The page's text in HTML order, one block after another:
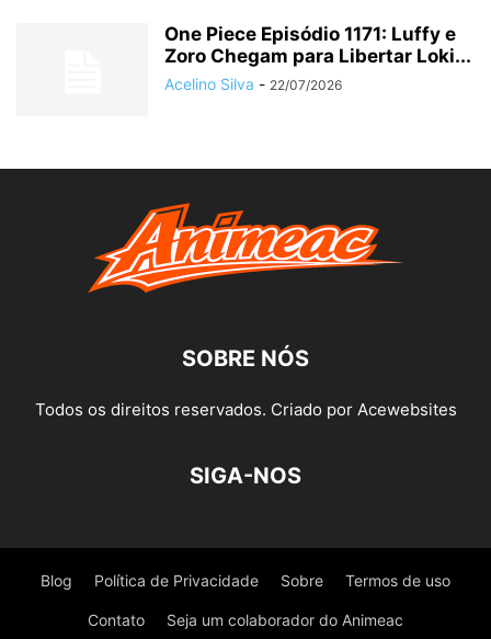
One Piece Episódio 1171: Luffy e
Zoro Chegam para Libertar Loki...
Acelino Silva - 22/07/2026
SOBRE NÓS
Todos os direitos reservados. Criado por Acewebsites
SIGA-NOS
Blog Política de Privacidade Sobre Termos de uso
Contato Seja um colaborador do Animeac